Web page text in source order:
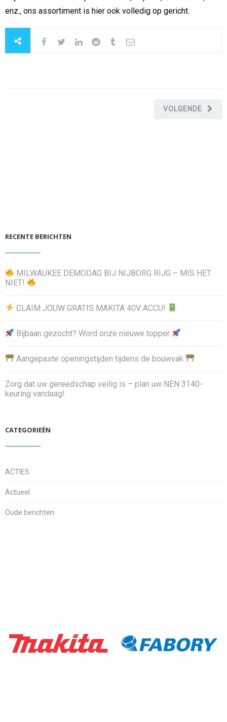
enz., ons assortiment is hier ook volledig op gericht.
VOLGENDE
RECENTE BERICHTEN
MILWAUKEE DEMODAG BIJ NIJBORG RIJG – MIS HET
NIET!
CLAIM JOUW GRATIS MAKITA 40V ACCU!
Bijbaan gezocht? Word onze nieuwe topper
Aangepaste openingstijden tijdens de bouwvak
Zorg dat uw gereedschap veilig is – plan uw NEN 3140-
keuring vandaag!
CATEGORIEËN
ACTIES
Actueel
Oude berichten